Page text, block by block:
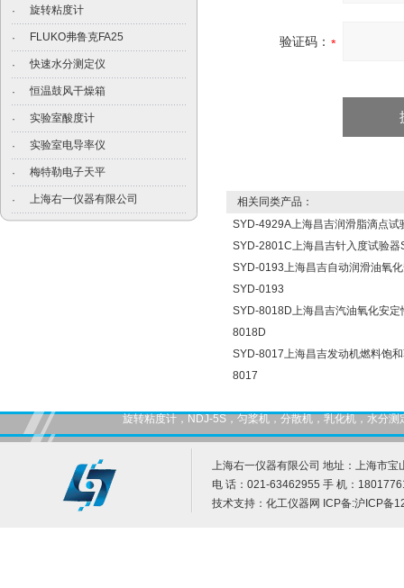
· 旋转粘度计
· FLUKO弗鲁克FA25
· 快速水分测定仪
· 恒温鼓风干燥箱
· 实验室酸度计
· 实验室电导率仪
· 梅特勒电子天平
· 上海右一仪器有限公司
验证码：
相关同类产品：
SYD-4929A上海昌吉润滑脂滴点
SYD-2801C上海昌吉针入度试验
SYD-0193上海昌吉自动润滑油氧
SYD-0193
SYD-8018D上海昌吉汽油氧化安
8018D
SYD-8017上海昌吉发动机燃料饱
8017
旋转粘度计，NDJ-5S，匀桨机，分散机，乳化机，水分
上海右一仪器有限公司 地址：上海市宝
电 话：021-63462955 手 机：
技术支持： 化工仪器网 ICP备:沪ICP备